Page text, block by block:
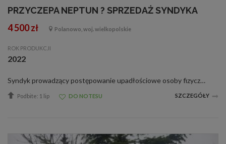
PRZYCZEPA NEPTUN ? SPRZEDAŻ SYNDYKA
4 500 zł Polanowo, woj. wielkopolskie
ROK PRODUKCJI
2022
Syndyk prowadzący postępowanie upadłościowe osoby fizycznej Sebastiana Lasoty SPRZEDA przyczepę ciężarową lekką marki Neptun TR2, rok produkcji: 2022, VIN: SXE21263NNS300027, nr rej: PP9228P. Badanie techniczne ważne bezterminowo. Warunki og
Podbite: 1 lip DO NOTESU SZCZEGÓŁY